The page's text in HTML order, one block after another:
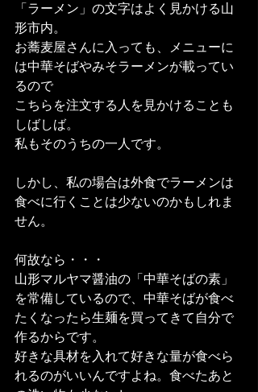
「ラーメン」の文字はよく見かける山
形市内。
お蕎麦屋さんに入っても、メニューに
は中華そばやみそラーメンが載ってい
るので
こちらを注文する人を見かけることも
しばしば。
私もそのうちの一人です。
しかし、私の場合は外食でラーメンは
食べに行くことは少ないのかもしれま
せん。
何故なら・・・
山形マルヤマ醤油の「中華そばの素」
を常備しているので、中華そばが食べ
たくなったら生麺を買ってきて自分で
作るからです。
好きな具材を入れて好きな量が食べら
れるのがいいんですよね。食べたあと